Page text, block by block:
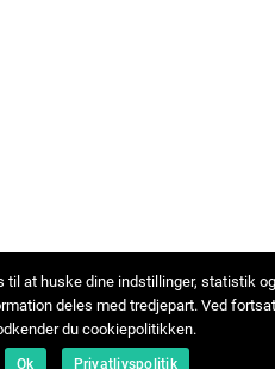
til at huske dine indstillinger, statistik
deles med tredjepart. Ved
du cookiepolitikken.
Ok Privatlivspolitik